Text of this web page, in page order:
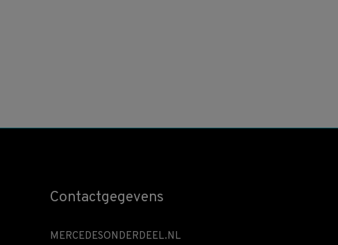
Contactgegevens
MERCEDESONDERDEEL.NL